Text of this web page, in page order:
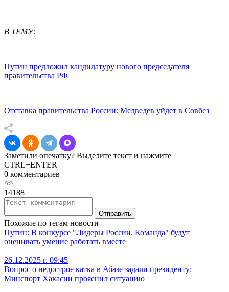
В ТЕМУ:
Путин предложил кандидатуру нового председателя
правительства РФ
Отставка правительства России: Медведев уйдет в Совбез
Заметили опечатку? Выделите текст и нажмите
CTRL+ENTER
0 комментариев
14188
Отправить
Похожие по тегам новости
Путин: В конкурсе "Лидеры России. Команда" будут
оценивать умение работать вместе
26.12.2025 г. 09:45
Вопрос о недострое катка в Абазе задали президенту:
Минспорт Хакасии прояснил ситуацию